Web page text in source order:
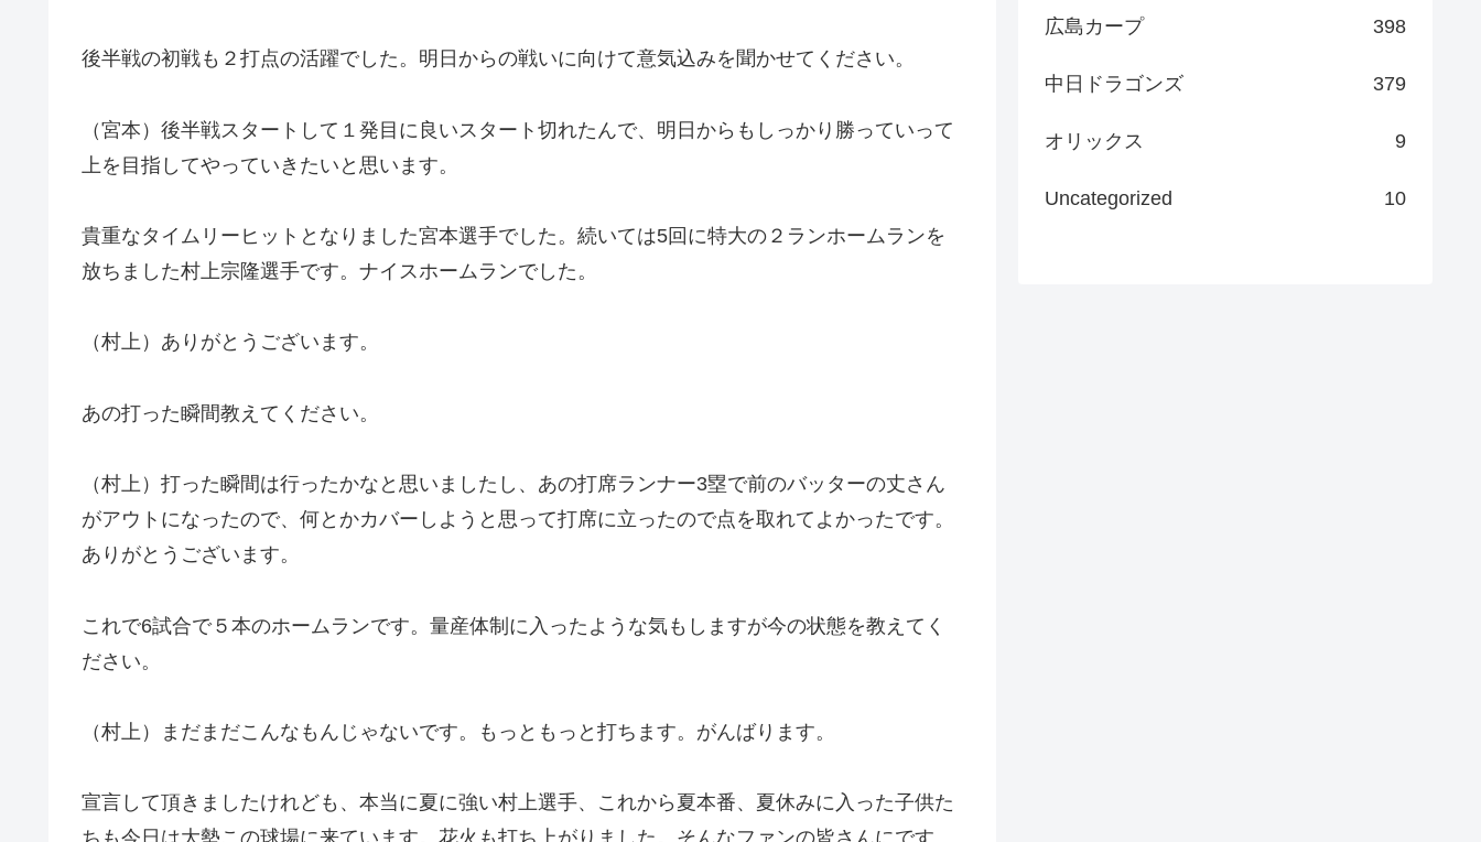
後半戦の初戦も２打点の活躍でした。明日からの戦いに向けて意気込みを聞かせてください。
（宮本）後半戦スタートして１発目に良いスタート切れたんで、明日からもしっかり勝っていって
上を目指してやっていきたいと思います。
貴重なタイムリーヒットとなりました宮本選手でした。続いては5回に特大の２ランホームランを
放ちました村上宗隆選手です。ナイスホームランでした。
（村上）ありがとうございます。
あの打った瞬間教えてください。
（村上）打った瞬間は行ったかなと思いましたし、あの打席ランナー3塁で前のバッターの丈さん
がアウトになったので、何とかカバーしようと思って打席に立ったので点を取れてよかったです。
ありがとうございます。
これで6試合で５本のホームランです。量産体制に入ったような気もしますが今の状態を教えてく
ださい。
（村上）まだまだこんなもんじゃないです。もっともっと打ちます。がんばります。
宣言して頂きましたけれども、本当に夏に強い村上選手、これから夏本番、夏休みに入った子供た
広島カープ 398
中日ドラゴンズ 379
オリックス 9
Uncategorized 10